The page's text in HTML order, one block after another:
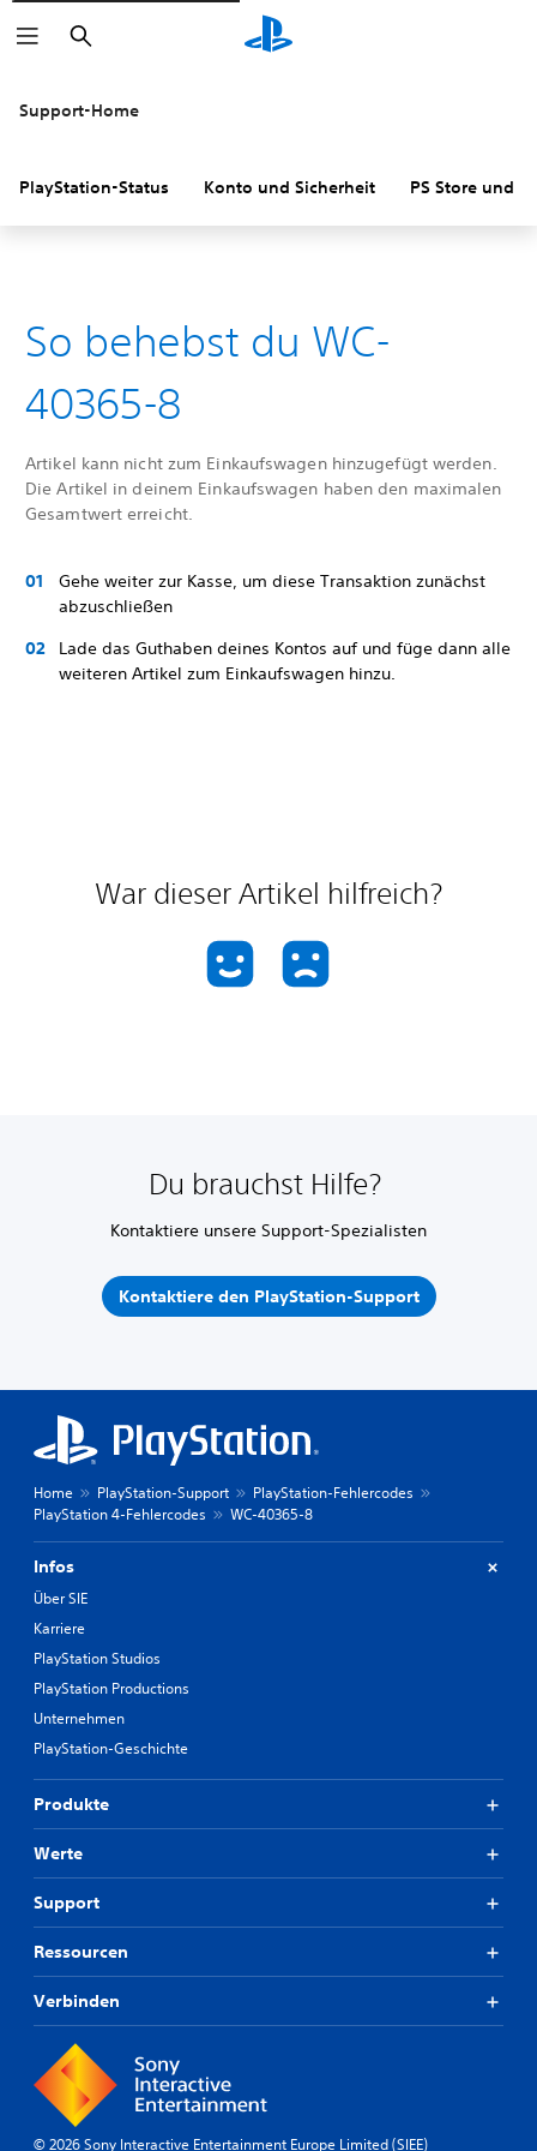
Suchen
Support-Home
PlayStation-Status Konto und Sicherheit PS Store und
So behebst du WC-
40365-8
Artikel kann nicht zum Einkaufswagen hinzugefügt werden.
Die Artikel in deinem Einkaufswagen haben den maximalen
Gesamtwert erreicht.
Gehe weiter zur Kasse, um diese Transaktion zunächst
abzuschließen
Lade das Guthaben deines Kontos auf und füge dann alle
weiteren Artikel zum Einkaufswagen hinzu.
War dieser Artikel hilfreich?
Du brauchst Hilfe?
Kontaktiere unsere Support-Spezialisten
Kontaktiere den PlayStation-Support
Home PlayStation-Support
PlayStation-Fehlercodes
PlayStation 4-Fehlercodes
WC-40365-8
Infos
Über SIE
Karriere
PlayStation Studios
PlayStation Productions
Unternehmen
PlayStation-Geschichte
Produkte
Werte
Support
Ressourcen
Verbinden
© 2026 Sony Interactive Entertainment Europe Limited (SIEE)